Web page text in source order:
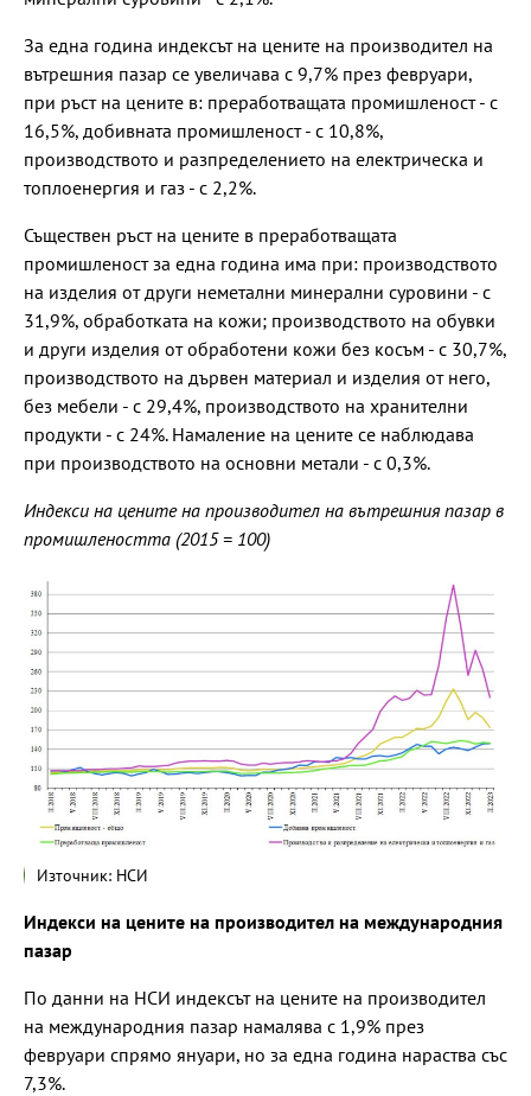
За една година индексът на цените на производител на
вътрешния пазар се увеличава с 9,7% през февруари,
при ръст на цените в: преработващата промишленост - с
16,5%, добивната промишленост - с 10,8%,
производството и разпределението на електрическа и
топлоенергия и газ - с 2,2%.
Съществен ръст на цените в преработващата
промишленост за една година има при: производството
на изделия от други неметални минерални суровини - с
31,9%, обработката на кожи; производството на обувки
и други изделия от обработени кожи без косъм - с 30,7%,
производството на дървен материал и изделия от него,
без мебели - с 29,4%, производството на хранителни
продукти - с 24%. Намаление на цените се наблюдава
при производството на основни метали - с 0,3%.
Индекси на цените на производител на вътрешния пазар в
промишлеността (2015 = 100)
Източник: НСИ
Индекси на цените на производител на международния
пазар
По данни на НСИ индексът на цените на производител
на международния пазар намалява с 1,9% през
февруари спрямо януари, но за една година нараства със
7,3%.